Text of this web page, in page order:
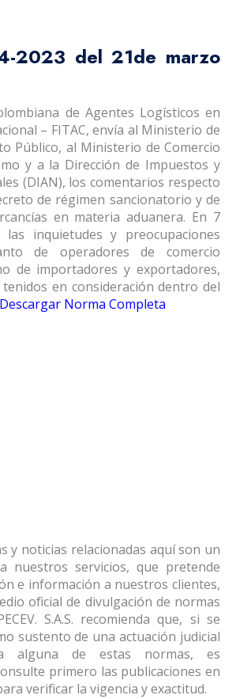
2023 del 21de marzo
de Agentes Logísticos en
– FITAC, envía al Ministerio de
Público, al Ministerio de Comercio
y a la Dirección de Impuestos y
(DIAN), los comentarios respecto
de régimen sancionatorio y de
en materia aduanera. En 7
inquietudes y preocupaciones
de operadores de comercio
de importadores y exportadores,
en consideración dentro del
Descargar Norma Completa
y noticias relacionadas aquí son un
nuestros servicios, que pretende
e información a nuestros clientes,
oficial de divulgación de normas
S.A.S. recomienda que, si se
sustento de una actuación judicial
alguna de estas normas, es
primero las publicaciones en
verificar la vigencia y exactitud.